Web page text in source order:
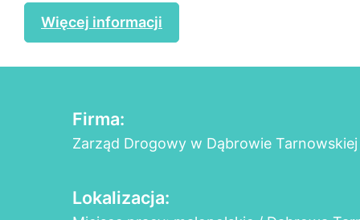
Więcej informacji
Firma:
Zarząd Drogowy w Dąbrowie Tarnowskiej
Lokalizacja: